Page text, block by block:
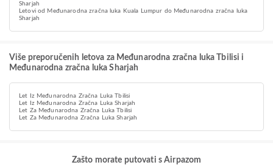
Sharjah
Letovi od Međunarodna zračna luka Kuala Lumpur do Međunarodna zračna luka
Sharjah
Više preporučenih letova za Međunarodna zračna luka Tbilisi i
Međunarodna zračna luka Sharjah
Let Iz Međunarodna Zračna Luka Tbilisi
Let Iz Međunarodna Zračna Luka Sharjah
Let Za Međunarodna Zračna Luka Tbilisi
Let Za Međunarodna Zračna Luka Sharjah
Zašto morate putovati s Airpazom